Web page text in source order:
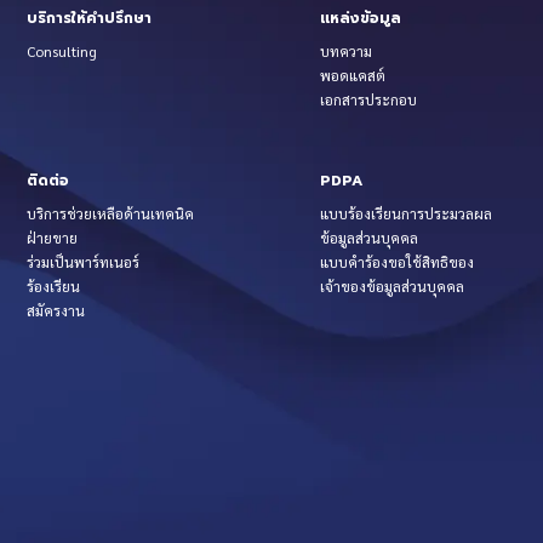
บริการให้คำปรึกษา
Consulting
แหล่งข้อมูล
บทความ
พอดแคสต์
เอกสารประกอบ
ติดต่อ
บริการช่วยเหลือด้านเทคนิค
ฝ่ายขาย
ร่วมเป็นพาร์ทเนอร์
ร้องเรียน
สมัครงาน
PDPA
แบบร้องเรียนการประมวลผล
ข้อมูลส่วนบุคคล
แบบคำร้องขอใช้สิทธิของ
เจ้าของข้อมูลส่วนบุคคล